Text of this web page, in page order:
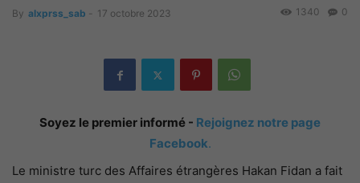
By alxprss_sab - 17 octobre 2023 0
1340
Soyez le premier informé - Rejoignez notre page
Facebook.
Le ministre turc des Affaires étrangères Hakan Fidan a fait